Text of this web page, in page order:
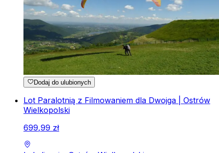
Dodaj do ulubionych
Lot Paralotnią z Filmowaniem dla Dwojga | Ostrów
Wielkopolski
699,99 zł